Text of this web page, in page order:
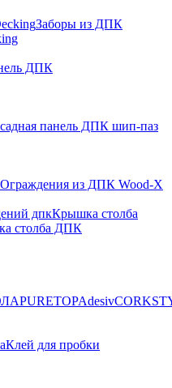
Заборы из ДПК
ДПК
панель ДПК шип-паз
Ограждения из ДПК Wood-X
дпкКрышка столба
столба ДПК
PURETOPAdesiv
Клей для пробки